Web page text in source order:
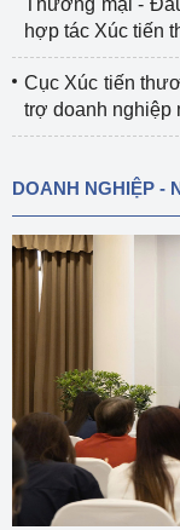
Thương mại -
hợp tác Xúc tiến
Cục Xúc tiến
trợ doanh nghiệp
DOANH NGHIỆP -